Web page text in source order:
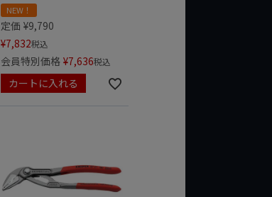
NEW！
定価 ¥9,790
¥7,832税込
会員特別価格 ¥7,636税込
カートに入れる